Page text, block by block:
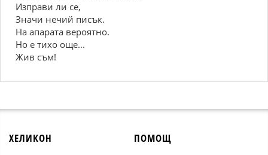
Изправи ли се,
Значи нечий писък.
На апарата вероятно.
Но е тихо още...
Жив съм!
ХЕЛИКОН ПОМОЩ